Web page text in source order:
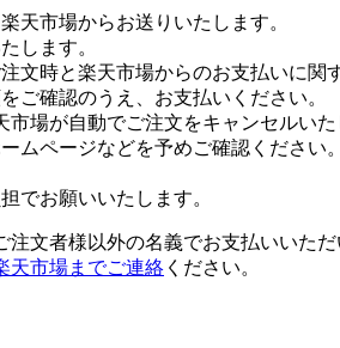
天市場からお送りいたします。
します。
文時と楽天市場からのお支払いに関
ご確認のうえ、お支払いください。
場が自動でご注文をキャンセルいた
ムページなどを予めご確認くださ
でお願いいたします。
文者様以外の名義でお支払いいた
天市場までご連絡 ください。